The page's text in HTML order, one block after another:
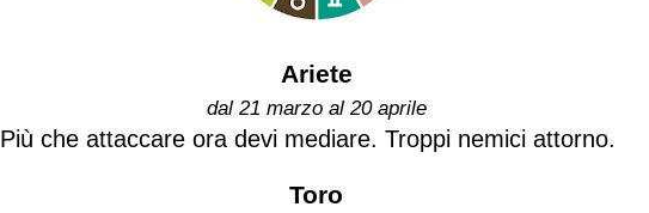
Ariete
dal 21 marzo al 20 aprile
Più che attaccare ora devi mediare. Troppi nemici attorno.
Toro